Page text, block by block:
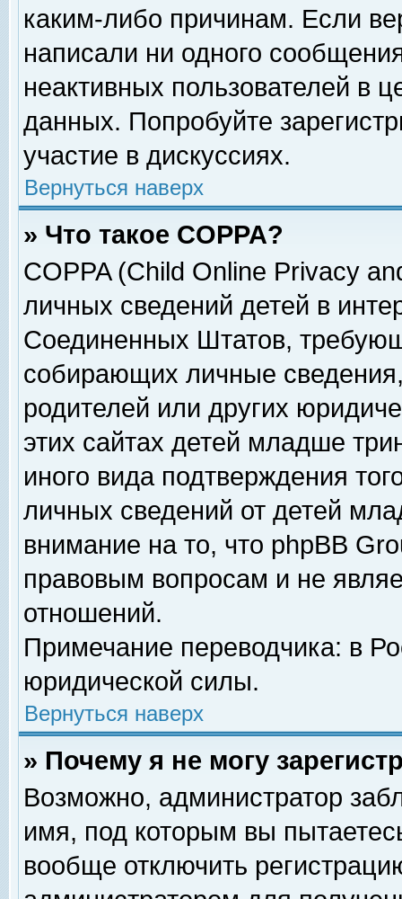
каким-либо причинам. Если
написали ни одного
неактивных пользователей в
данных. Попробуйте
участие в дискуссиях.
Вернуться наверх
» Что такое COPPA?
COPPA (Child Online Privacy
личных сведений детей в
Соединенных Штатов,
собирающих личные
родителей или других
этих сайтах детей младше
иного вида подтверждения
личных сведений от детей
внимание на то, что phpBB
правовым вопросам и не
отношений.
Примечание переводчика: в
юридической силы.
Вернуться наверх
» Почему я не могу
Возможно, администратор
имя, под которым вы
вообще отключить